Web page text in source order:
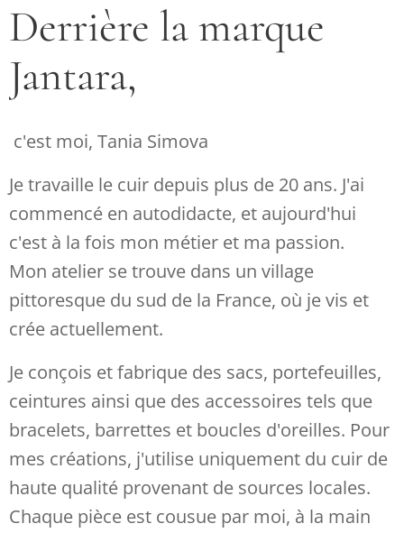
Derrière la marque
Jantara,
c'est moi, Tania Simova
Je travaille le cuir depuis plus de 20 ans. J'ai
commencé en autodidacte, et aujourd'hui
c'est à la fois mon métier et ma passion.
Mon atelier se trouve dans un village
pittoresque du sud de la France, où je vis et
crée actuellement.
Je conçois et fabrique des sacs, portefeuilles,
ceintures ainsi que des accessoires tels que
bracelets, barrettes et boucles d'oreilles. Pour
mes créations, j'utilise uniquement du cuir de
haute qualité provenant de sources locales.
Chaque pièce est cousue par moi, à la main